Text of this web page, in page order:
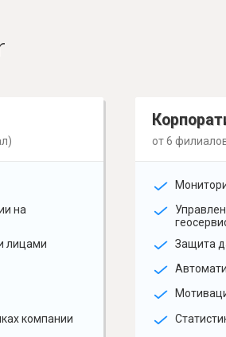
на
лицами
компании
от 6
Защита